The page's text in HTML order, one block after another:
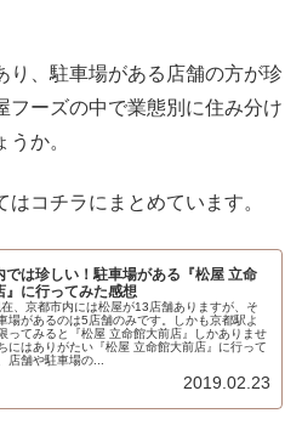
り、駐車場がある店舗の方が珍
フーズの中で業態別に住み分け
か。
コチラにまとめています。
では珍しい！駐車場がある『松屋 立命
』に行ってみた感想
、京都市内には松屋が13店舗ありますが、そ
場があるのは5店舗のみです。しかも京都駅よ
ってみると『松屋 立命館大前店』しかありませ
にはありがたい『松屋 立命館大前店』に行って
店舗や駐車場の...
2019.02.23